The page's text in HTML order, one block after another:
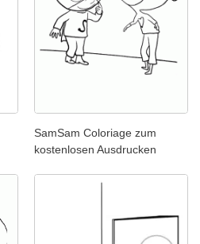
SamSam Coloriage zum
kostenlosen Ausdrucken